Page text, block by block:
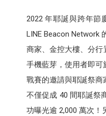
2022 年耶誕與跨年節
LINE Beacon Network
商家、金控大樓、分行
手機藍芽，使用者即
戰賽的邀請與耶誕祭商
不僅促成 40 間耶誕祭
功曝光逾 2,000 萬次！